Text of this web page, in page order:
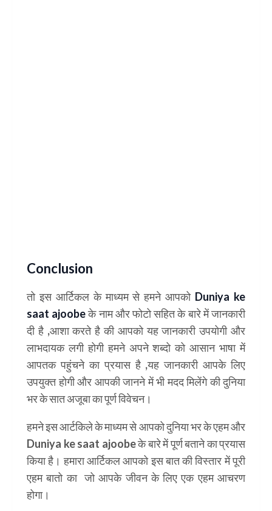
Conclusion
तो इस आर्टिकल के माध्यम से हमने आपको Duniya ke
saat ajoobeके नाम और फोटो सहित के बारे में जानकारी
दी है ,आशा करते है की आपको यह जानकारी उपयोगी और
लाभदायक लगी होगी हमने अपने शब्दो को आसान भाषा में
आपतक पहुंचने का प्रयास है ,यह जानकारी आपके लिए
उपयुक्त होगी और आपकी जानने में भी मदद मिलेंगे की दुनिया
भर के सात अजूबा का पूर्ण विवेचन।
हमने इस आर्टकिले के माध्यम से आपको दुनिया भर के एहम और
Duniya ke saat ajoobe के बारे में पूर्ण बताने का प्रयास
किया है। हमारा आर्टिकल आपको इस बात की विस्तार में पूरी
एहम बातो का जो आपके जीवन के लिए एक एहम आचरण
होगा।